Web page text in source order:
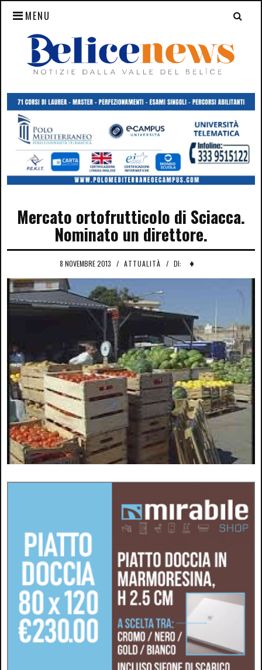
MENU
Mercato ortofrutticolo di Sciacca.
Nominato un direttore.
8 NOVEMBRE 2013 / ATTUALITÀ / DI: ♦